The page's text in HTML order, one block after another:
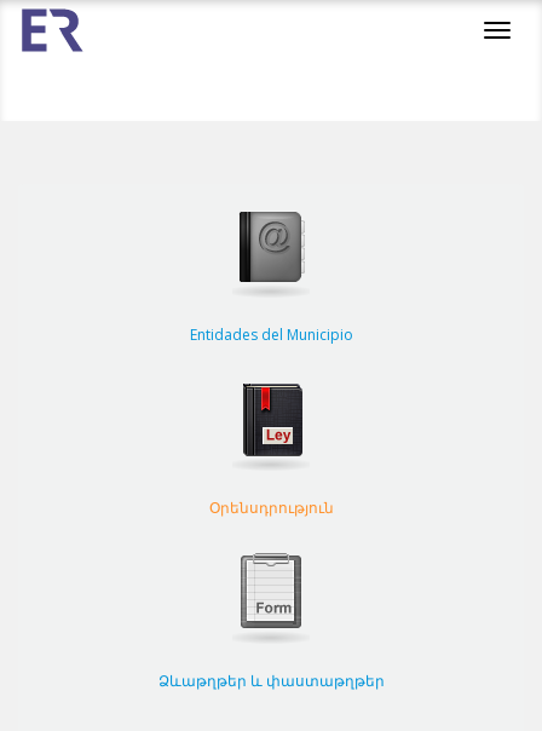
Entidades del Municipio
Օրենսդրություն
Ձևաթղթեր և փաստաթղթեր